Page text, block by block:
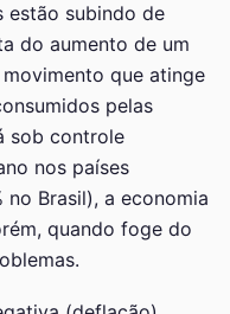
estão subindo de
do aumento de um
que atinge
pelas
sob controle
nos países
no Brasil), a economia
quando foge do